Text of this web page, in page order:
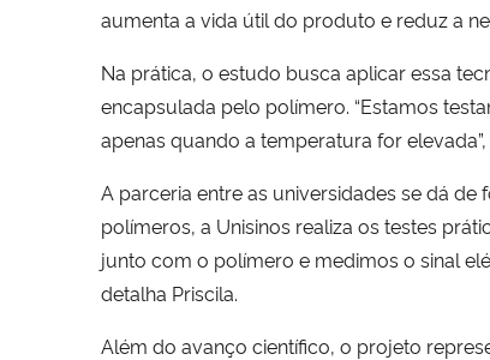
aumenta a vida útil do produto e reduz a
Na prática, o estudo busca aplicar essa
encapsulada pelo polímero. “Estamos
apenas quando a temperatura for
A parceria entre as universidades se dá
polímeros, a Unisinos realiza os testes
junto com o polímero e medimos o sinal
detalha Priscila.
Além do avanço científico, o projeto